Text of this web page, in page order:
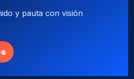
y pauta con visión